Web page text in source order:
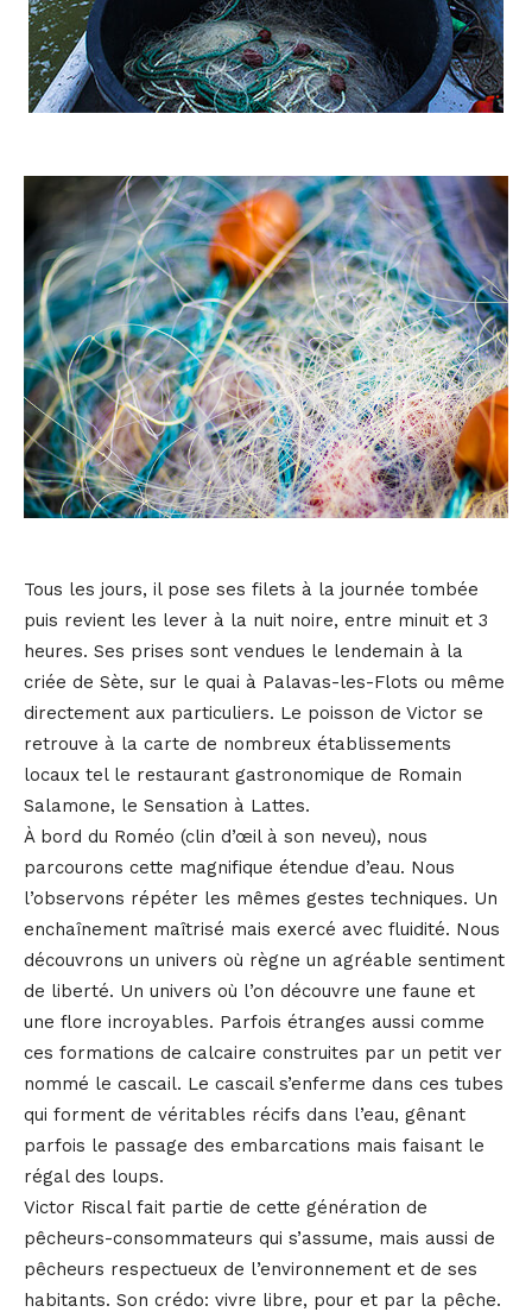
Tous les jours, il pose ses filets à la journée tombée
puis revient les lever à la nuit noire, entre minuit et 3
heures. Ses prises sont vendues le lendemain à la
criée de Sète, sur le quai à Palavas-les-Flots ou même
directement aux particuliers. Le poisson de Victor se
retrouve à la carte de nombreux établissements
locaux tel le restaurant gastronomique de Romain
Salamone, le Sensation à Lattes.
À bord du Roméo (clin d’œil à son neveu), nous
parcourons cette magnifique étendue d’eau. Nous
l’observons répéter les mêmes gestes techniques. Un
enchaînement maîtrisé mais exercé avec fluidité. Nous
découvrons un univers où règne un agréable sentiment
de liberté. Un univers où l’on découvre une faune et
une flore incroyables. Parfois étranges aussi comme
ces formations de calcaire construites par un petit ver
nommé le cascail. Le cascail s’enferme dans ces tubes
qui forment de véritables récifs dans l’eau, gênant
parfois le passage des embarcations mais faisant le
régal des loups.
Victor Riscal fait partie de cette génération de
pêcheurs-consommateurs qui s’assume, mais aussi de
pêcheurs respectueux de l’environnement et de ses
habitants. Son crédo: vivre libre, pour et par la pêche.